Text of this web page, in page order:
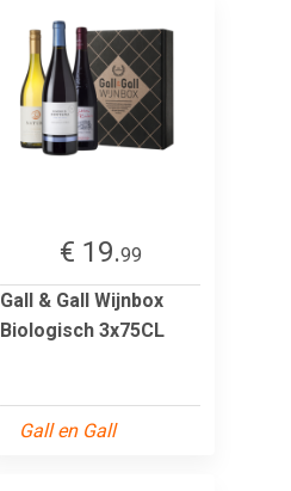
€ 19.99
Gall & Gall Wijnbox
Biologisch 3x75CL
Gall en Gall